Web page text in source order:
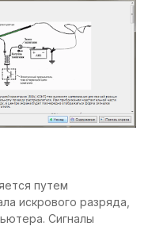
путем
искрового разряда,
Сигналы